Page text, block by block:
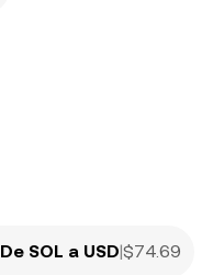
De SOL a USD|$74.69